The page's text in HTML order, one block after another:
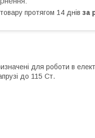
протягом 14 днів за
для роботи в
до 115 Ст.